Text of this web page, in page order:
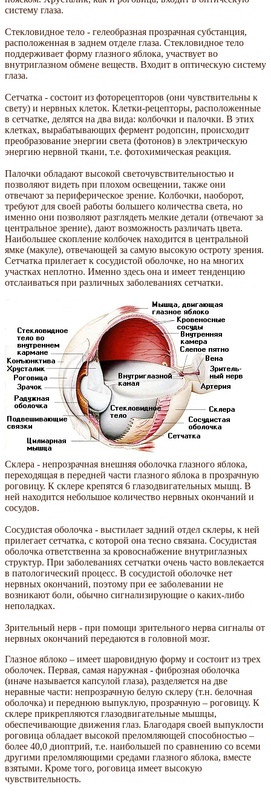
систему глаза.
Стекловидное тело - гелеобразная прозрачная субстанция,
расположенная в заднем отделе глаза. Стекловидное тело
поддерживает форму глазного яблока, участвует во
внутриглазном обмене веществ. Входит в оптическую систему
глаза.
Сетчатка - состоит из фоторецепторов (они чувствительны к
свету) и нервных клеток. Клетки-рецепторы, расположенные
в сетчатке, делятся на два вида: колбочки и палочки. В этих
клетках, вырабатывающих фермент родопсин, происходит
преобразование энергии света (фотонов) в электрическую
энергию нервной ткани, т.е. фотохимическая реакция.
Палочки обладают высокой светочувствительностью и
позволяют видеть при плохом освещении, также они
отвечают за периферическое зрение. Колбочки, наоборот,
требуют для своей работы большего количества света, но
именно они позволяют разглядеть мелкие детали (отвечают за
центральное зрение), дают возможность различать цвета.
Наибольшее скопление колбочек находится в центральной
ямке (макуле), отвечающей за самую высокую остроту зрения.
Сетчатка прилегает к сосудистой оболочке, но на многих
участках неплотно. Именно здесь она и имеет тенденцию
отслаиваться при различных заболеваниях сетчатки.
Склера - непрозрачная внешняя оболочка глазного яблока,
переходящая в передней части глазного яблока в прозрачную
роговицу. К склере крепятся 6 глазодвигательных мышц. В
ней находится небольшое количество нервных окончаний и
сосудов.
Сосудистая оболочка - выстилает задний отдел склеры, к ней
прилегает сетчатка, с которой она тесно связана. Сосудистая
оболочка ответственна за кровоснабжение внутриглазных
структур. При заболеваниях сетчатки очень часто вовлекается
в патологический процесс. В сосудистой оболочке нет
нервных окончаний, поэтому при ее заболевании не
возникают боли, обычно сигнализирующие о каких-либо
неполадках.
Зрительный нерв - при помощи зрительного нерва сигналы от
нервных окончаний передаются в головной мозг.
Глазное яблоко – имеет шаровидную форму и состоит из трех
оболочек. Первая, самая наружная - фиброзная оболочка
(иначе называется капсулой глаза), разделяется на две
неравные части: непрозрачную белую склеру (т.н. белочная
оболочка) и переднюю выпуклую, прозрачную – роговицу. К
склере прикрепляются глазодвигательные мышцы,
обеспечивающие движения глаз. Благодаря своей выпуклости
роговица обладает высокой преломляющей способностью –
более 40,0 диоптрий, т.е. наибольшей по сравнению со всеми
другими преломляющими средами глазного яблока, вместе
взятыми. Кроме того, роговица имеет высокую
чувствительность.